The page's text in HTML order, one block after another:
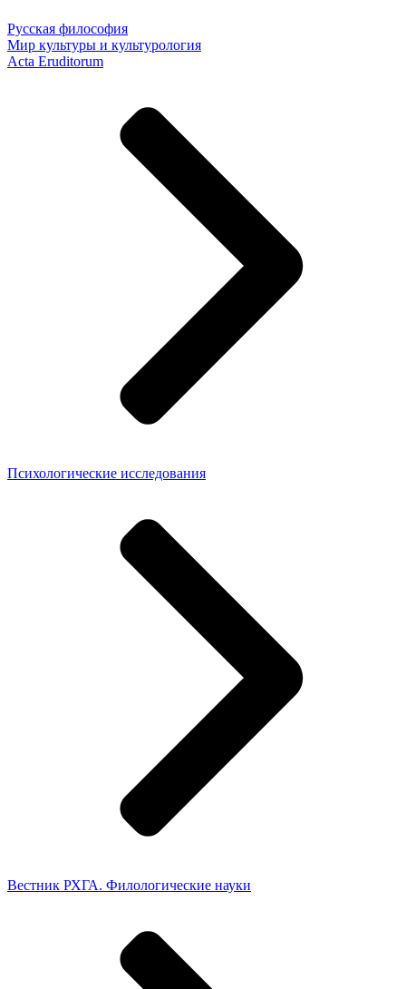
Русская философия
Мир культуры и культурология
Acta Eruditorum
Психологические исследования
Вестник РХГА. Филологические науки